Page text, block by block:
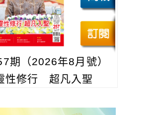
期（2026年8月號）
性修行 超凡入聖